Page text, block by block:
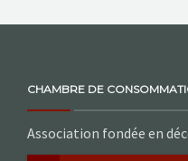
CHAMBRE DE
Association fondée en